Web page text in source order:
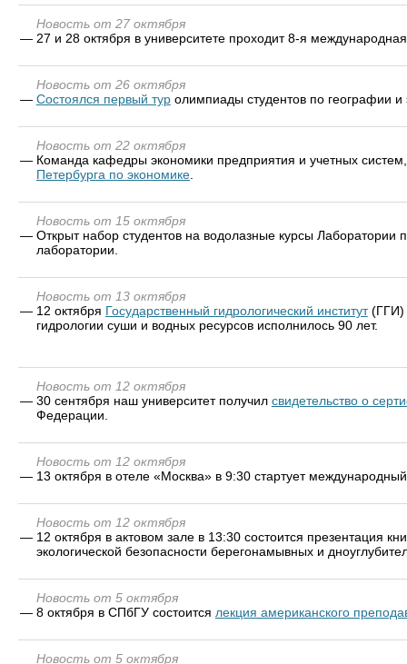
Новость от 27 октября
— 27 и 28 октября в университете проходит 8-я
Новость от 26 октября
— Состоялся первый туролимпиады студентов по географии и
Новость от 22 октября
— Команда кафедры экономики предприятия и учетных
Петербурга по экономике
Новость от 15 октября
— Открыт набор студентов на водолазные курсы
лаборатории.
Новость от 13 октября
— 12 октября Государственный гидрологический институт(ГГИ)
гидрологии суши и водных ресурсов исполнилось 90 лет.
Новость от 12 октября
— 30 сентября наш университет получил свидетельство о
Федерации.
Новость от 12 октября
— 13 октября в отеле «Москва» в 9:30 стартует
Новость от 12 октября
— 12 октября в актовом зале в 13:30 состоится презентация
экологической безопасности берегонамывных и
Новость от 5 октября
— 8 октября в СПбГУ состоится лекция американского
Новость от 5 октября